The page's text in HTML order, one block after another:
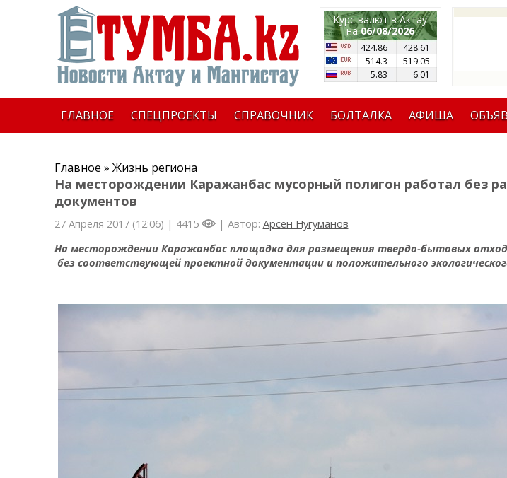
Курс валют в Актау
на06/08/2026
424.86
428.61
514.3
519.05
5.83
6.01
ГЛАВНОЕ СПЕЦПРОЕКТЫ СПРАВОЧНИК БОЛТАЛКА АФИША
Главное » Жизнь региона
На месторождении Каражанбас мусорный полигон работал без
документов
27 Апреля 2017 (12:06) | 4415 | Автор: Арсен Нугуманов
На месторождении Каражанбас площадка для размещения твердо-бытовых
без соответствующей проектной документации и положительного